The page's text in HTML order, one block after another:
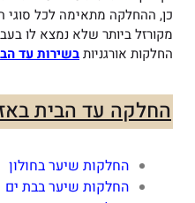
כן, ההחלקה מתאימה לכל סוגי
מקורזל ביותר שלא נמצא לו
החלקות אורגניותבשירות עד
החלקה עד הבית
החלקות שיער בחולון
החלקות שיער בבת ים